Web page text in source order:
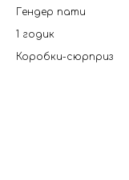
Гендер пати
1 годик
Коробки-сюрприз